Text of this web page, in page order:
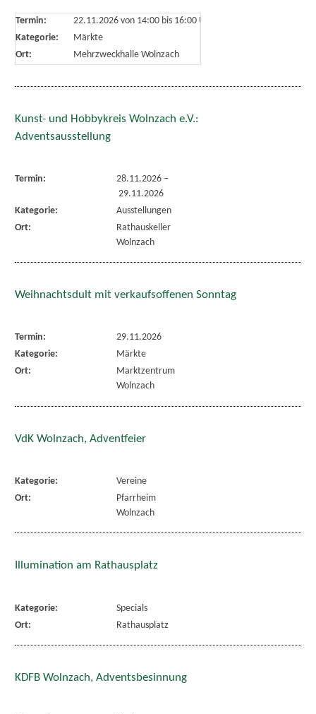
Termin: 22.11.2026 von 14:00bis 16:00 Uhr
Kategorie:
Märkte
Ort:
Mehrzweckhalle Wolnzach
Kunst- und Hobbykreis Wolnzach e.V.:
Adventsausstellung
Termin: 28.11.2026–
29.11.2026
Kategorie:
Ausstellungen
Ort:
Rathauskeller
Wolnzach
Weihnachtsdult mit verkaufsoffenen Sonntag
Termin:
29.11.2026
Kategorie:
Märkte
Ort:
Marktzentrum
Wolnzach
VdK Wolnzach, Adventfeier
Kategorie:
Vereine
Ort:
Pfarrheim
Wolnzach
Illumination am Rathausplatz
Kategorie:
Specials
Ort:
Rathausplatz
KDFB Wolnzach, Adventsbesinnung